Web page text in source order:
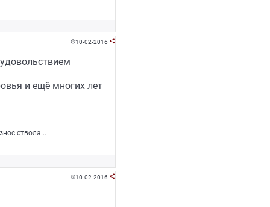
10-02-2016 
и ещё многих лет
ствола...
10-02-2016 